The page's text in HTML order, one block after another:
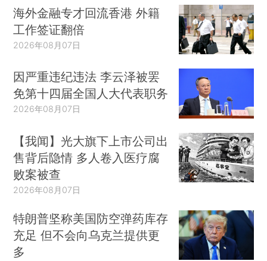
海外金融专才回流香港 外籍
工作签证翻倍
2026年08月07日
因严重违纪违法 李云泽被罢
免第十四届全国人大代表职务
2026年08月07日
【我闻】光大旗下上市公司出
售背后隐情 多人卷入医疗腐
败案被查
2026年08月07日
特朗普坚称美国防空弹药库存
充足 但不会向乌克兰提供更
多